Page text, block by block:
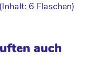
6 Flaschen)
auch